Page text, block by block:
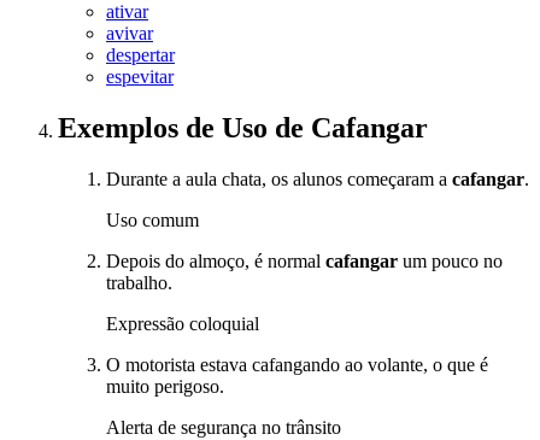
ativar
avivar
despertar
espevitar
Exemplos de Uso de Cafangar
Durante a aula chata, os alunos começaram a cafangar.
Uso comum
Depois do almoço, é normal cafangar um pouco no
trabalho.
Expressão coloquial
O motorista estava cafangando ao volante, o que é
muito perigoso.
Alerta de segurança no trânsito